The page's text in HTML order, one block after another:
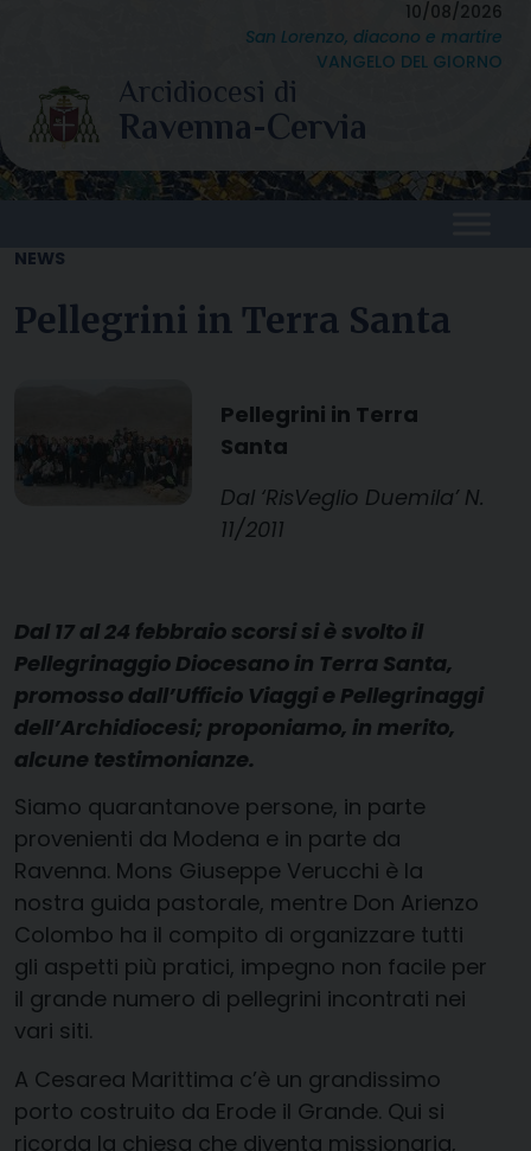
content
10/08/2026
San Lorenzo, diacono e martire
VANGELO DEL GIORNO
NEWS
Pellegrini in Terra Santa
Pellegrini in Terra
Santa
Dal ‘RisVeglio Duemila’ N.
11/2011
Dal 17 al 24 febbraio scorsi si è svolto il
Pellegrinaggio Diocesano in Terra Santa,
promosso dall’Ufficio Viaggi e Pellegrinaggi
dell’Archidiocesi; proponiamo, in merito,
alcune testimonianze.
Siamo quarantanove persone, in parte
provenienti da Modena e in parte da
Ravenna. Mons Giuseppe Verucchi è la
nostra guida pastorale, mentre Don Arienzo
Colombo ha il compito di organizzare tutti
gli aspetti più pratici, impegno non facile per
il grande numero di pellegrini incontrati nei
vari siti.
A Cesarea Marittima c’è un grandissimo
porto costruito da Erode il Grande. Qui si
ricorda la chiesa che diventa missionaria,